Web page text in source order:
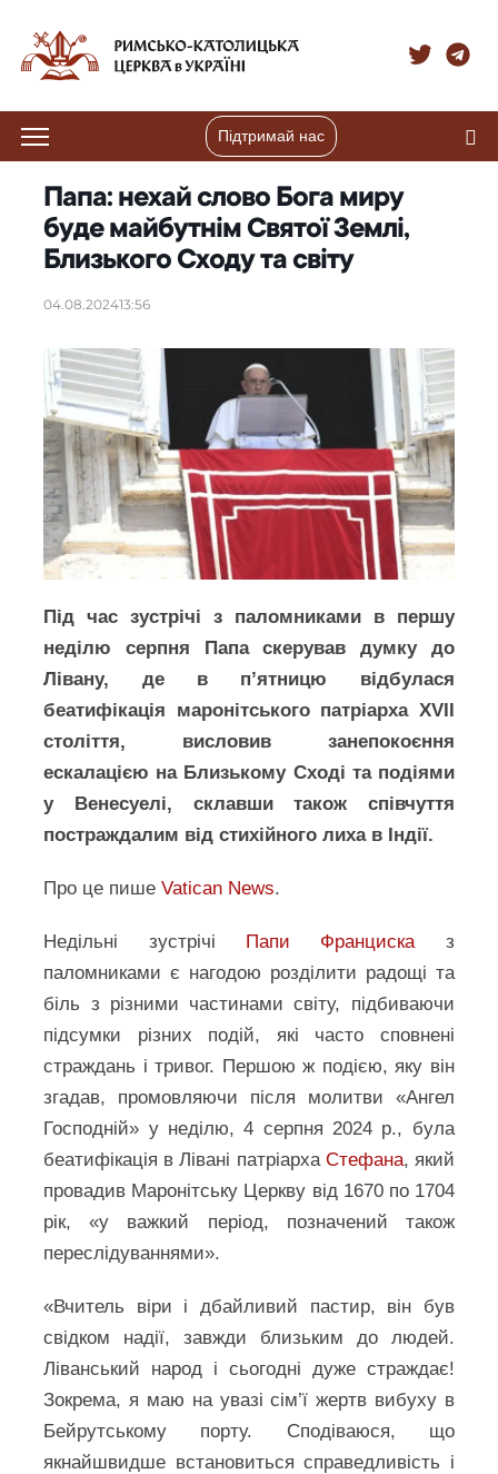
Підтримай нас
Папа: нехай слово Бога миру
буде майбутнім Святої Землі,
Близького Сходу та світу
04.08.202413:56
Під час зустрічі з паломниками в першу
неділю серпня Папа скерував думку до
Лівану, де в п’ятницю відбулася
беатифікація маронітського патріарха XVII
століття, висловив занепокоєння
ескалацією на Близькому Сході та подіями
у Венесуелі, склавши також співчуття
постраждалим від стихійного лиха в Індії.
Про це пишеVatican News.
Недільні зустрічі Папи Франциска з
паломниками є нагодою розділити радощі та
біль з різними частинами світу, підбиваючи
підсумки різних подій, які часто сповнені
страждань і тривог. Першою ж подією, яку він
згадав, промовляючи після молитви «Ангел
Господній» у неділю, 4 серпня 2024 р., була
беатифікація в Лівані патріарха Стефана, який
провадив Маронітську Церкву від 1670 по 1704
рік, «у важкий період, позначений також
переслідуваннями».
«Вчитель віри і дбайливий пастир, він був
свідком надії, завжди близьким до людей.
Ліванський народ і сьогодні дуже страждає!
Зокрема, я маю на увазі сім’ї жертв вибуху в
Бейрутському порту. Сподіваюся, що
якнайшвидше встановиться справедливість і